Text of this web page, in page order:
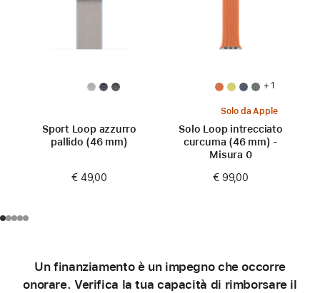
Sport Loop azzurro
pallido (46 mm)
€ 49,00
+ 1
Solo da Apple
Solo Loop intrecciato
curcuma (46 mm) -
Misura 0
€ 99,00
Un finanziamento è un impegno che occorre
onorare. Verifica la tua capacità di rimborsare il